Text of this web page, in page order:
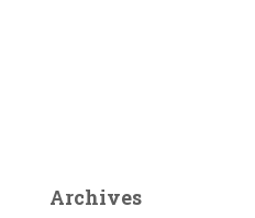
Archives